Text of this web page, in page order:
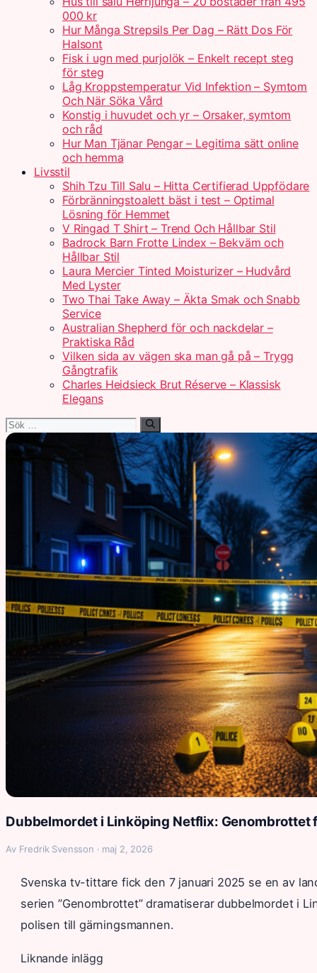
000 kr
Hur Många Strepsils Per Dag – Rätt Dos För
Halsont
Fisk i ugn med purjolök – Enkelt recept steg
för steg
Låg Kroppstemperatur Vid Infektion – Symtom
Och När Söka Vård
Konstig i huvudet och yr – Orsaker, symtom
och råd
Hur Man Tjänar Pengar – Legitima sätt online
och hemma
Livsstil
Shih Tzu Till Salu – Hitta Certifierad Uppfödare
Förbränningstoalett bäst i test – Optimal
Lösning för Hemmet
V Ringad T Shirt – Trend Och Hållbar Stil
Badrock Barn Frotte Lindex – Bekväm och
Hållbar Stil
Laura Mercier Tinted Moisturizer – Hudvård
Med Lyster
Two Thai Take Away – Äkta Smak och Snabb
Service
Australian Shepherd för och nackdelar –
Praktiska Råd
Vilken sida av vägen ska man gå på – Trygg
Gångtrafik
Charles Heidsieck Brut Réserve – Klassisk
Elegans
Sök
efter:
Dubbelmordet i Linköping Netflix: Genombrottet
Av Fredrik Svensson · maj 2, 2026
Svenska tv-tittare fick den 7 januari 2025 se en av
serien ”Genombrottet” dramatiserar dubbelmordet i
polisen till gärningsmannen.
Liknande inlägg